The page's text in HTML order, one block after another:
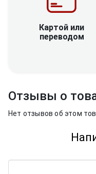
Картой или
переводом
Отзывы о
Нет отзывов об этом